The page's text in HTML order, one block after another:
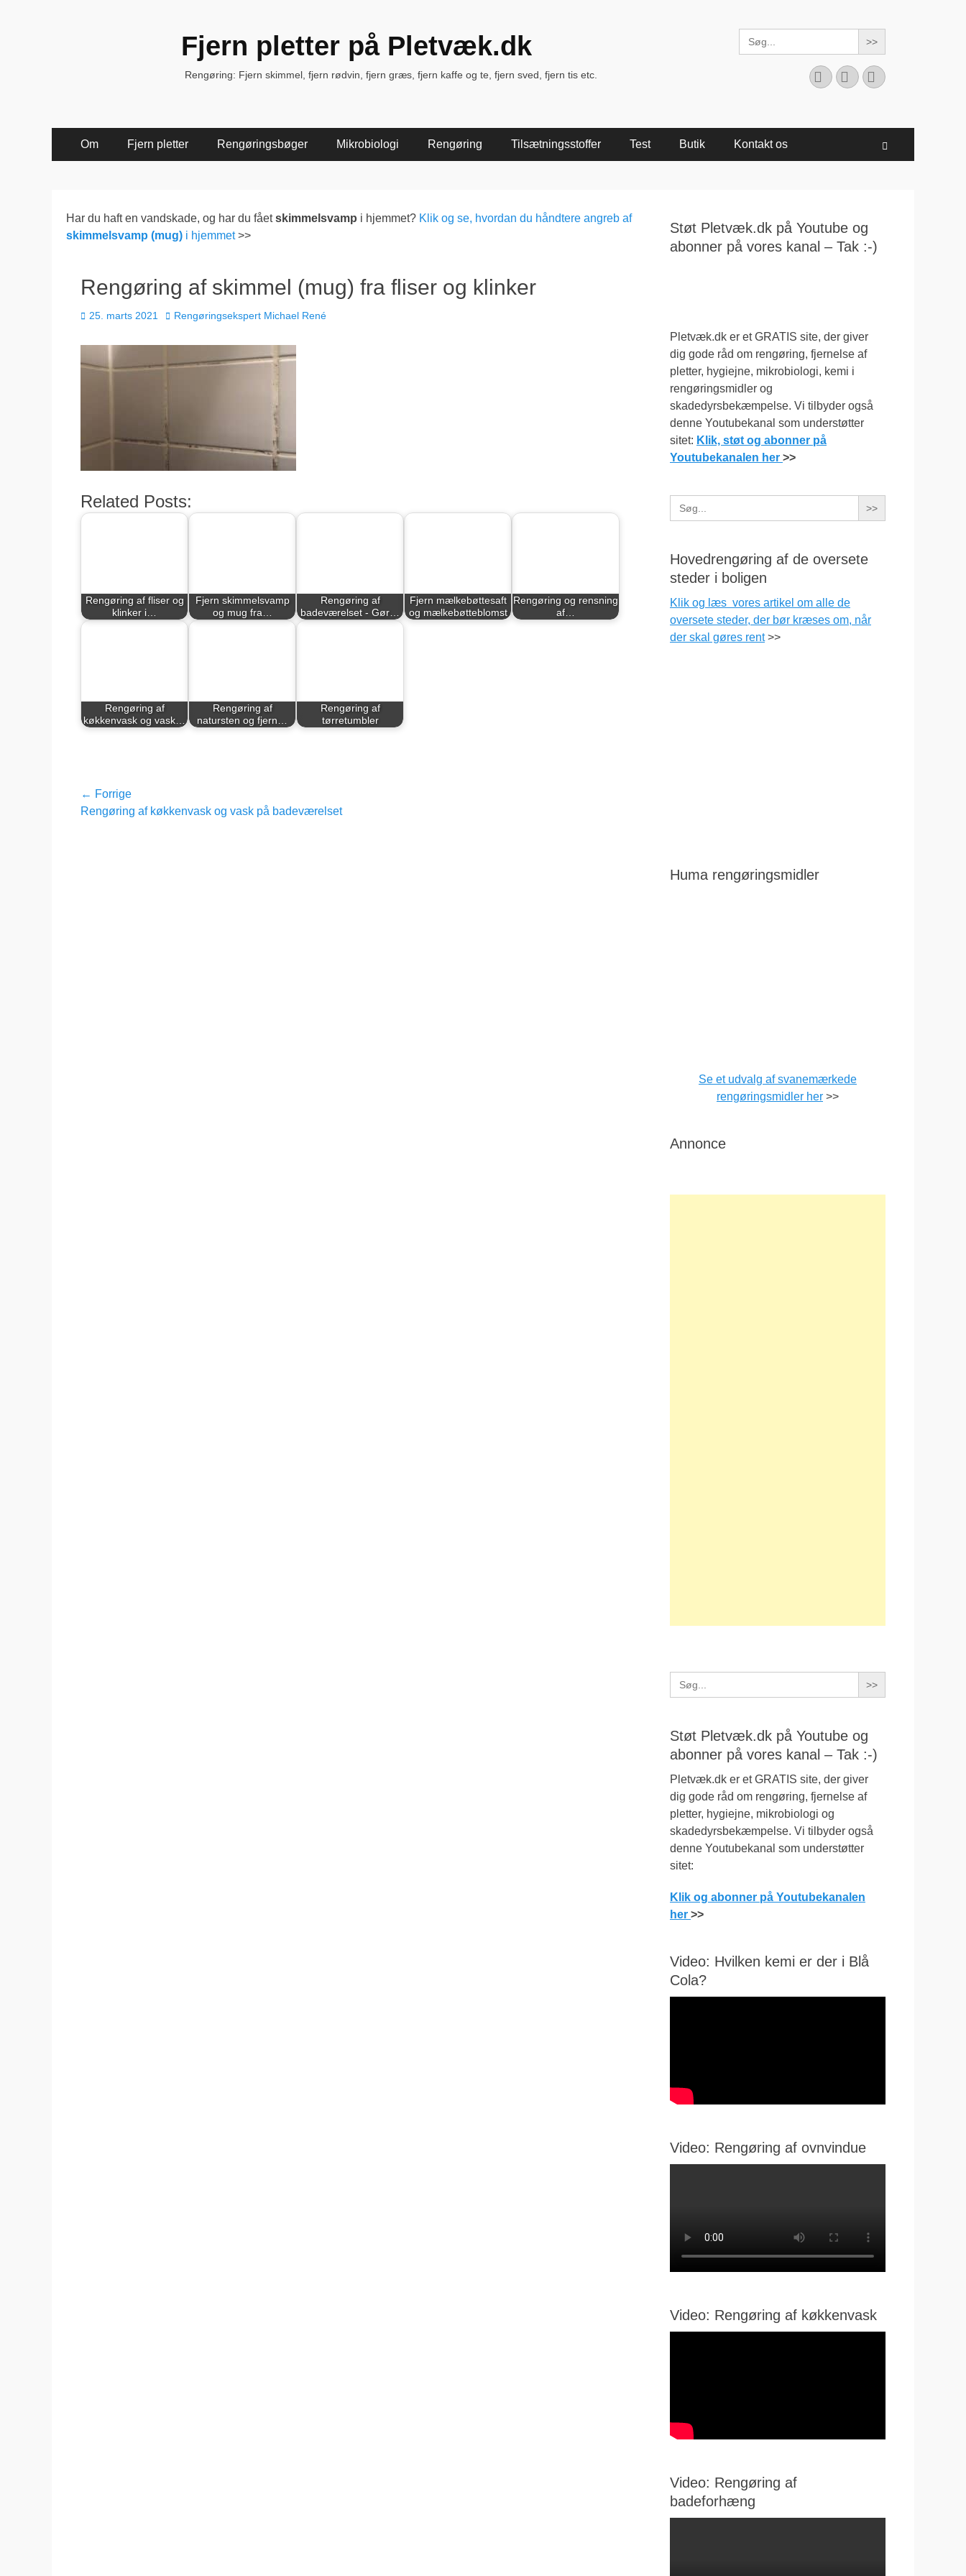
Fjern pletter på Pletvæk.dk
Rengøring: Fjern skimmel, fjern rødvin, fjern græs, fjern kaffe og te, fjern sved, fjern tis etc.
Search
for:
Facebook
YouTubeInstagram
Primær
Menu
Om Fjern pletter Rengøringsbøger Mikrobiologi Rengøring Tilsætningsstoffer Test Butik Kontakt os
Har du haft en vandskade, og har du fåetskimmelsvamp i hjemmet? Klik og se, hvordan du håndtere angreb af
skimmelsvamp (mug) i hjemmet>>
Rengøring af skimmel (mug) fra fliser og klinker
Udgivet
25. marts 2021 Forfatter
Rengøringsekspert Michael René
Related Posts:
Rengøring af fliser og
klinker i…
Fjern skimmelsvamp
og mug fra…
Rengøring af
badeværelset - Gør…
Fjern mælkebøttesaft
og mælkebøtteblomst
Rengøring og rensning
af…
Rengøring af
køkkenvask og vask…
Rengøring af
natursten og fjern…
Rengøring af
tørretumbler
Indlægsnavigation
← Forrige
Forrige
Rengøring af køkkenvask og vask på badeværelset
Støt Pletvæk.dk på Youtube og
abonner på vores kanal – Tak :-)
Pletvæk.dk er et GRATIS site, der giver
dig gode råd om rengøring, fjernelse af
pletter, hygiejne, mikrobiologi, kemi i
rengøringsmidler og
skadedyrsbekæmpelse. Vi tilbyder også
denne Youtubekanal som understøtter
sitet: Klik, støt og abonner på
Youtubekanalen her >>
Search
for:
Hovedrengøring af de oversete
steder i boligen
Klik og læs vores artikel om alle de
oversete steder, der bør kræses om, når
der skal gøres rent>>
Huma rengøringsmidler
Se et udvalg af svanemærkede
rengøringsmidler her >>
Annonce
Search
for:
Støt Pletvæk.dk på Youtube og
abonner på vores kanal – Tak :-)
Pletvæk.dk er et GRATIS site, der giver
dig gode råd om rengøring, fjernelse af
pletter, hygiejne, mikrobiologi og
skadedyrsbekæmpelse. Vi tilbyder også
denne Youtubekanal som understøtter
sitet:
Klik og abonner på Youtubekanalen
her >>
Video: Hvilken kemi er der i Blå
Cola?
Video: Rengøring af ovnvindue
Video: Rengøring af køkkenvask
Video: Rengøring af
badeforhæng